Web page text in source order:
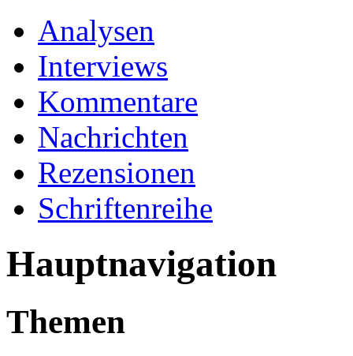
Analysen
Interviews
Kommentare
Nachrichten
Rezensionen
Schriftenreihe
Hauptnavigation
Themen